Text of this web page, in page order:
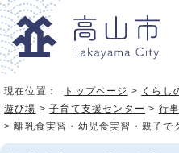
現在位置： トップページ > くらし
遊び場 >子育て支援センター > 行
> 離乳食実習・幼児食実習・親子で